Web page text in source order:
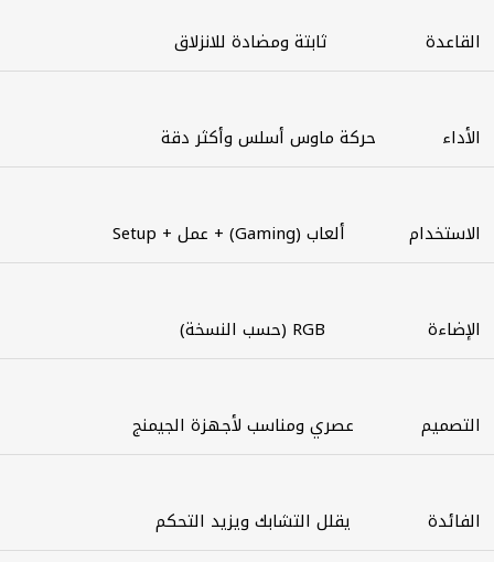
القاعدة ثابتة ومضادة للانزلاق
الأداء حركة ماوس أسلس وأكثر دقة
الاستخدام ألعاب (Gaming) + عمل + Setup
الإضاءة RGB (حسب النسخة)
التصميم عصري ومناسب لأجهزة الجيمنج
الفائدة يقلل التشابك ويزيد التحكم